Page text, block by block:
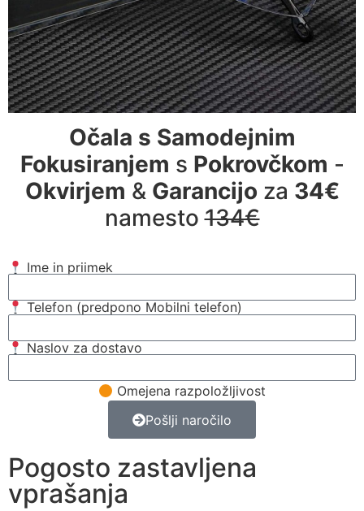
Očala s Samodejnim
Fokusiranjem s Pokrovčkom -
Okvirjem & Garancijo za 34€
namesto134€
Ime in priimek
Telefon (predpono Mobilni telefon)
Naslov za dostavo
Omejena razpoložljivost
Pošlji naročilo
Pogosto zastavljena
vprašanja